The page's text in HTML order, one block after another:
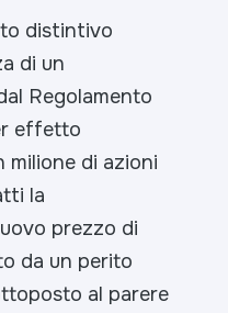
distintivo
di un
Regolamento
effetto
milione di azioni
la
prezzo di
da un perito
al parere